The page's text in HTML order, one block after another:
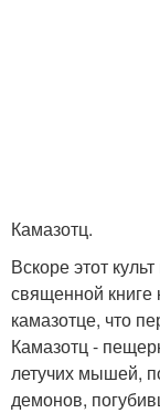
Камазотц.
Вскоре этот
священной книге
камазотце, что
Камазотц -
летучих мышей,
демонов,